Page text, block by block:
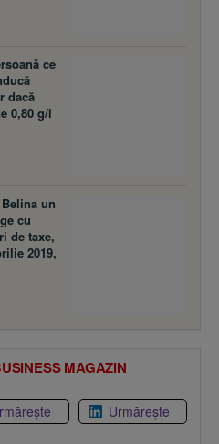
ce
dacă
0,80 g/l
un
cu
de taxe,
2019,
MAGAZIN
Urmărește